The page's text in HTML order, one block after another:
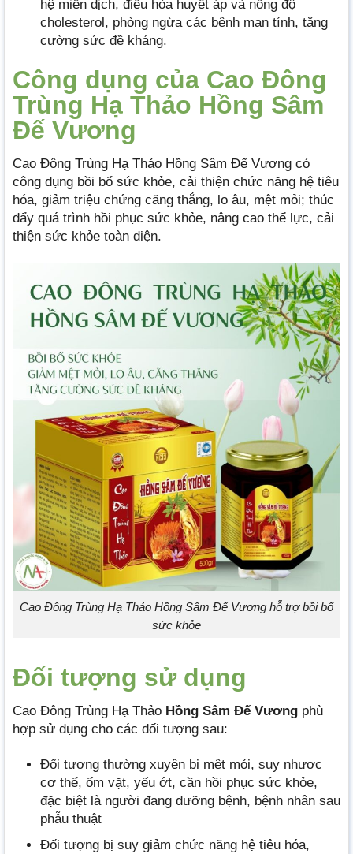
hệ miễn dịch, điều hòa huyết áp và nồng độ
cholesterol, phòng ngừa các bệnh mạn tính, tăng
cường sức đề kháng.
Công dụng của Cao Đông
Trùng Hạ Thảo Hồng Sâm
Đế Vương
Cao Đông Trùng Hạ Thảo Hồng Sâm Đế Vương có
công dụng bồi bổ sức khỏe, cải thiện chức năng hệ tiêu
hóa, giảm triệu chứng căng thẳng, lo âu, mệt mỏi; thúc
đẩy quá trình hồi phục sức khỏe, nâng cao thể lực, cải
thiện sức khỏe toàn diện.
Cao Đông Trùng Hạ Thảo Hồng Sâm Đế Vương hỗ trợ bồi bổ
sức khỏe
Đối tượng sử dụng
Cao Đông Trùng Hạ Thảo Hồng Sâm Đế Vương phù
hợp sử dụng cho các đối tượng sau:
Đối tượng thường xuyên bị mệt mỏi, suy nhược
cơ thể, ốm vặt, yếu ớt, cần hồi phục sức khỏe,
đặc biệt là người đang dưỡng bệnh, bệnh nhân sau
phẫu thuật
Đối tượng bị suy giảm chức năng hệ tiêu hóa,